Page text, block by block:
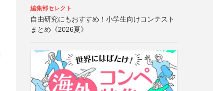
編集部セレクト
自由研究にもおすすめ！小学生向けコンテスト
まとめ《2026夏》